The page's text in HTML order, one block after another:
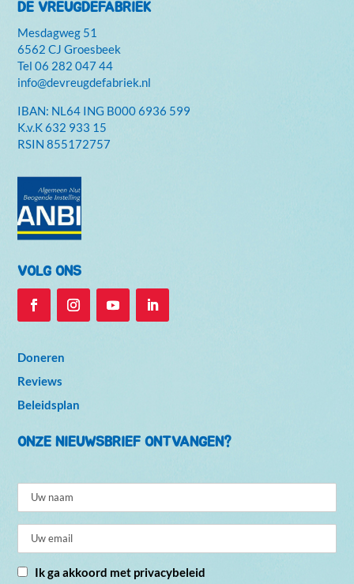
DE VREUGDEFABRIEK
Mesdagweg 51
6562 CJ Groesbeek
Tel06 282 047 44
info@devreugdefabriek.nl
IBAN: NL64 ING B000 6936 599
K.v.K632 933 15
RSIN 855172757
VOLG ONS
Doneren
Reviews
Beleidsplan
ONZE NIEUWSBRIEF ONTVANGEN?
Ik ga akkoord met privacybeleid